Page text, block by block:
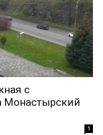
с
Монастырский
1